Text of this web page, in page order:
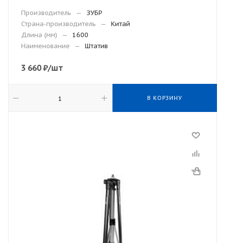
Производитель —
ЗУБР
Страна-производитель
—
Китай
Длина (мм)
—
1600
Наименование
— Штатив
3 660₽/шт
В КОРЗИНУ